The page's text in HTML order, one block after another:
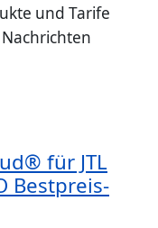
und Tarife
für JTL
Bestpreis-